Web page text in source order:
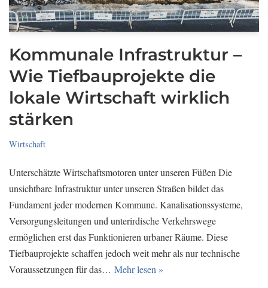
Kommunale Infrastruktur –
Wie Tiefbauprojekte die
lokale Wirtschaft wirklich
stärken
Wirtschaft
Unterschätzte Wirtschaftsmotoren unter unseren Füßen Die
unsichtbare Infrastruktur unter unseren Straßen bildet das
Fundament jeder modernen Kommune. Kanalisationssysteme,
Versorgungsleitungen und unterirdische Verkehrswege
ermöglichen erst das Funktionieren urbaner Räume. Diese
Tiefbauprojekte schaffen jedoch weit mehr als nur technische
Voraussetzungen für das… Mehr lesen »